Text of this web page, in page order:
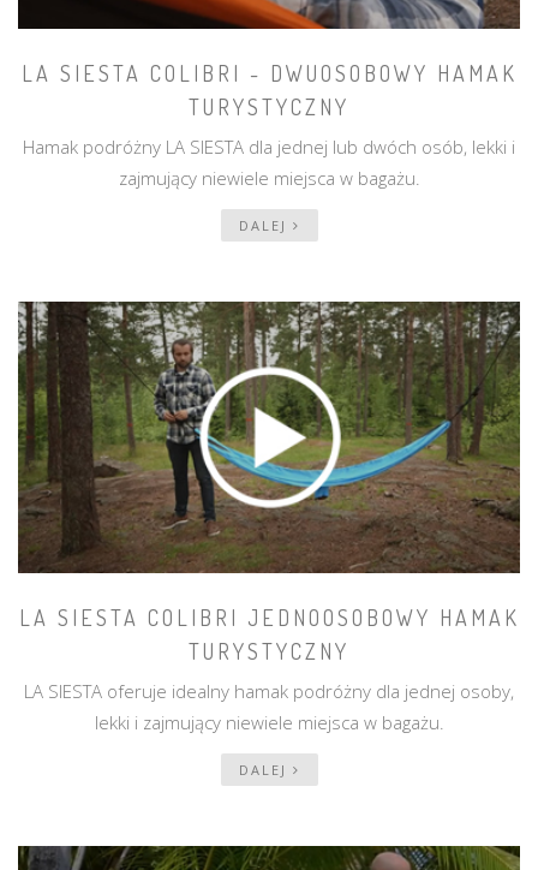
LA SIESTA COLIBRI - DWUOSOBOWY HAMAK
TURYSTYCZNY
Hamak podróżny LA SIESTA dla jednej lub dwóch osób, lekki i
zajmujący niewiele miejsca w bagażu.
DALEJ
LA SIESTA COLIBRI JEDNOOSOBOWY HAMAK
TURYSTYCZNY
LA SIESTA oferuje idealny hamak podróżny dla jednej osoby,
lekki i zajmujący niewiele miejsca w bagażu.
DALEJ